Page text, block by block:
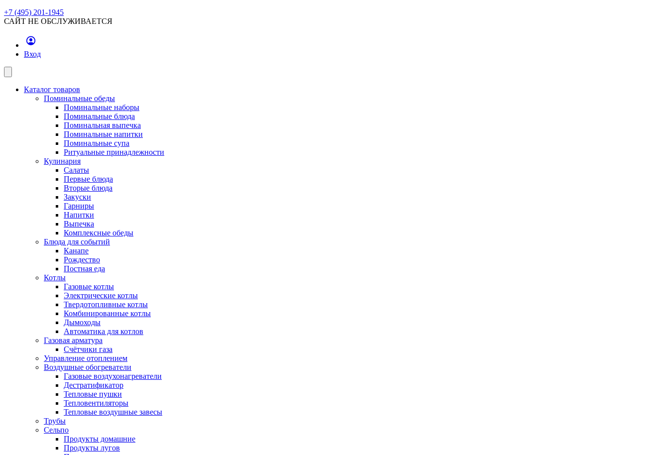
+7 (495) 201-1945
САЙТ НЕ ОБСЛУЖИВАЕТСЯ
Вход
Каталог товаров
Поминальные обеды
Поминальные наборы
Поминальные блюда
Поминальная выпечка
Поминальные напитки
Поминальные супа
Ритуальные принадлежности
Кулинария
Салаты
Первые блюда
Вторые блюда
Закуски
Гарниры
Напитки
Выпечка
Комплексные обеды
Блюда для событий
Канапе
Рождество
Постная еда
Котлы
Газовые котлы
Электрические котлы
Твердотопливные котлы
Комбинированные котлы
Дымоходы
Автоматика для котлов
Газовая арматура
Счётчики газа
Управление отоплением
Воздушные обогреватели
Газовые воздухонагреватели
Дестратификатор
Тепловые пушки
Тепловентиляторы
Тепловые воздушные завесы
Трубы
Сельпо
Продукты домашние
Продукты лугов